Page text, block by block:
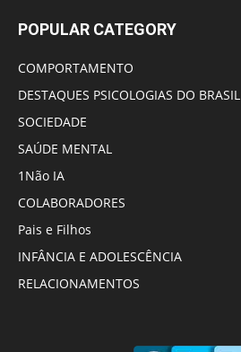
POPULAR CATEGORY
COMPORTAMENTO
DESTAQUES PSICOLOGIAS DO BRASIL
SOCIEDADE
SAÚDE MENTAL
1Não IA
COLABORADORES
Pais e Filhos
INFÂNCIA E ADOLESCÊNCIA
RELACIONAMENTOS